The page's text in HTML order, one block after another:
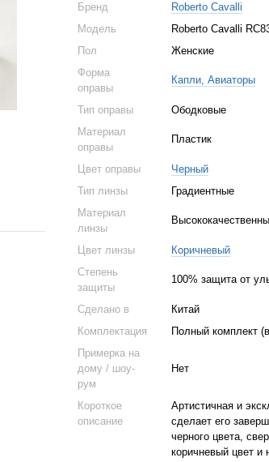
Бренд
Roberto Cavalli
Модель
Roberto Cavalli
Пол
Женские
Форма
оправы
Капли, Авиаторы
Тип оправы
Ободковые
Материал
оправы
Пластик
Цвет оправы
Черный
Тип линзы
Градиентные
Материал
линзы
Цвет линзы
Коричневый
Степень
защиты
100% защита от
Cделано в
Китай
Комплектация
Полный комплект
Примерка на
дому / шоу-
рум
Нет
Короткое
описание
Артистичная и
сделает его
черного цвета,
коричневый цвет